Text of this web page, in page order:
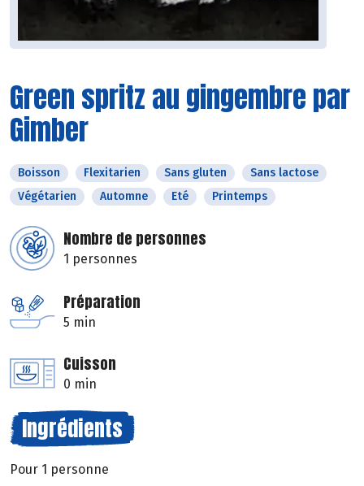
Green spritz au gingembre par
Gimber
Boisson Flexitarien Sans gluten
Sans lactose
Végétarien
Automne Eté Printemps
Nombre de personnes
1 personnes
Préparation
5 min
Cuisson
0 min
Ingrédients
Pour 1 personne